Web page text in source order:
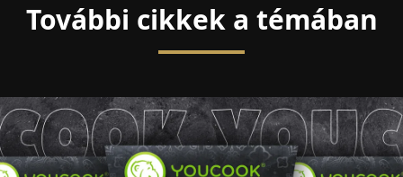
További cikkek a témában